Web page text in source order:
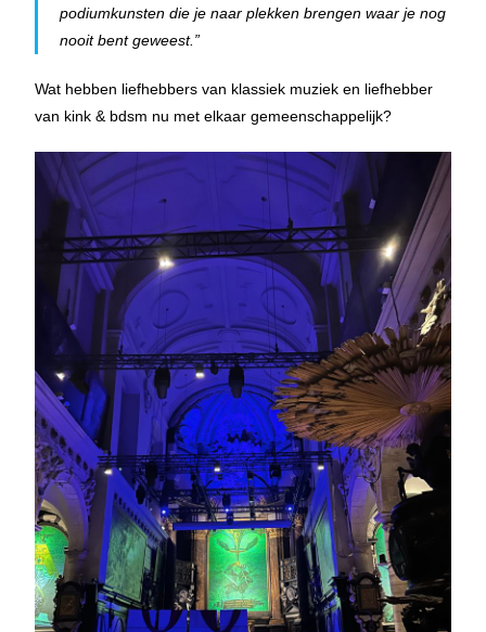
podiumkunsten die je naar plekken brengen waar je nog
nooit bent geweest.”
Wat hebben liefhebbers van klassiek muziek en liefhebber
van kink & bdsm nu met elkaar gemeenschappelijk?